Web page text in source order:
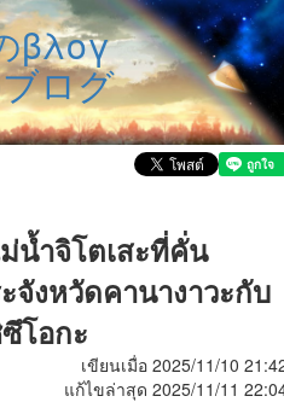
βλογ
ログ
น้ำจิโตเสะที่คั่น
จังหวัดคานางาวะกับ
โอกะ
เขียนเมื่อ 2025/11/10
แก้ไขล่าสุด 2025/11/11